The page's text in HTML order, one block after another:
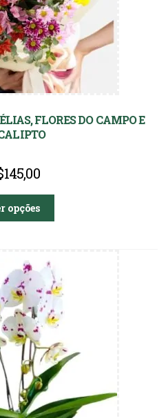
FLORES DO CAMPO E
145,00
opções